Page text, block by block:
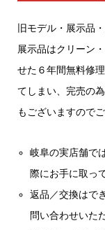
旧モデル・展示品
展示品はクリーン
せた６年間無料修
てしまい、完売の
もございますので
岐阜の実店舗で
際にお手に取っ
返品／交換はで
問い合わせいた